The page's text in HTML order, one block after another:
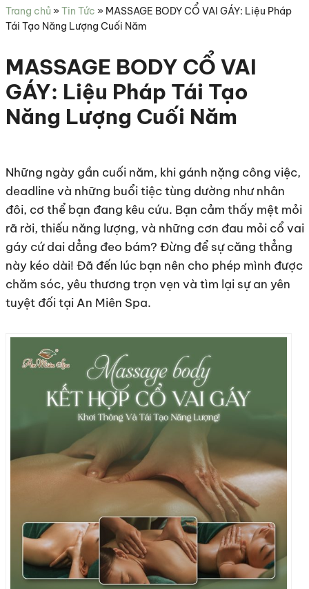
sức
khỏe
Trang chủ »Tin Tức » MASSAGE BODY CỔ VAI GÁY: Liệu Pháp
Tái Tạo Năng Lượng Cuối Năm
MASSAGE BODY CỔ VAI
GÁY: Liệu Pháp Tái Tạo
Năng Lượng Cuối Năm
Những ngày gần cuối năm, khi gánh nặng công việc,
deadline và những buổi tiệc tùng dường như nhân
đôi, cơ thể bạn đang kêu cứu. Bạn cảm thấy mệt mỏi
rã rời, thiếu năng lượng, và những cơn đau mỏi cổ vai
gáy cứ dai dẳng đeo bám? Đừng để sự căng thẳng
này kéo dài! Đã đến lúc bạn nên cho phép mình được
chăm sóc, yêu thương trọn vẹn và tìm lại sự an yên
tuyệt đối tại An Miên Spa.